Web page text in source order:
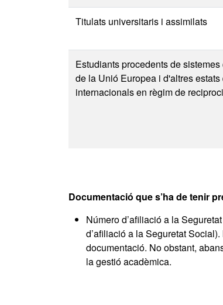
Titulats universitaris i assimilats
Estudiants procedents de
de la Unió Europea i d'altres
internacionals en règim de
Documentació que s’ha de tenir
Número d’afiliació a la
d’afiliació a la Seguretat
documentació. No obstant,
la gestió acadèmica.